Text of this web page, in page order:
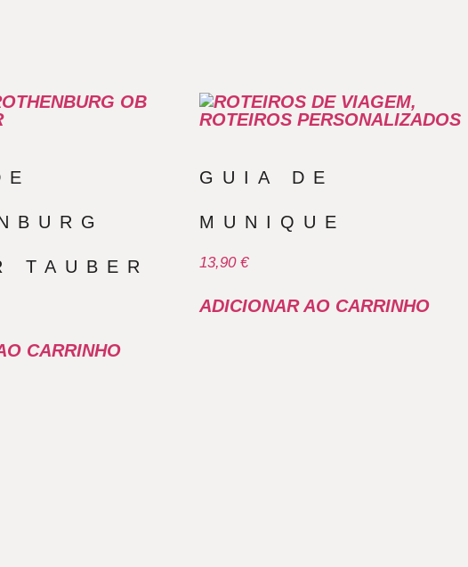
TAUBER
CARRINHO
GUIA DE
MUNIQUE
13,90€
ADICIONAR AO CARRINHO